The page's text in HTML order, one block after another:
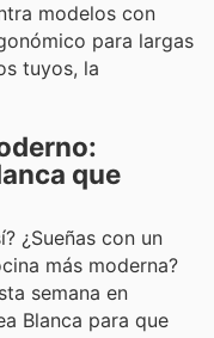
modelos con
para largas
tuyos, la
que
¿Sueñas con un
más moderna?
semana en
Blanca para que